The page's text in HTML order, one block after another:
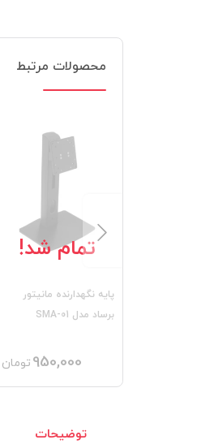
محصولات مرتبط
تمام شد!
پایه نگهدارنده مانیتور
برساد مدل SMA-01
950,000 تومان
توضیحات